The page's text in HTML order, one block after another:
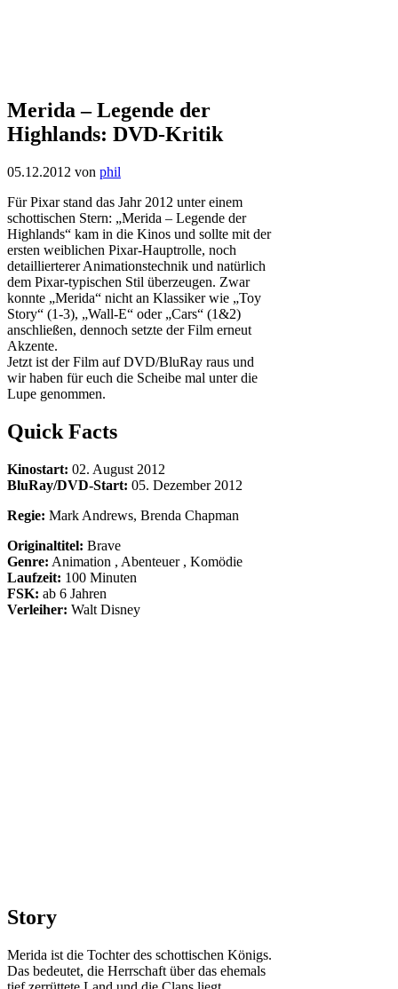
Merida – Legende der
Highlands: DVD-Kritik
05.12.2012 von phil
Für Pixar stand das Jahr 2012 unter einem
schottischen Stern: „Merida – Legende der
Highlands“ kam in die Kinos und sollte mit der
ersten weiblichen Pixar-Hauptrolle, noch
detaillierterer Animationstechnik und natürlich
dem Pixar-typischen Stil überzeugen. Zwar
konnte „Merida“ nicht an Klassiker wie „Toy
Story“ (1-3), „Wall-E“ oder „Cars“ (1&2)
anschließen, dennoch setzte der Film erneut
Akzente.
Jetzt ist der Film auf DVD/BluRay raus und
wir haben für euch die Scheibe mal unter die
Lupe genommen.
Quick Facts
Kinostart: 02. August 2012
BluRay/DVD-Start: 05. Dezember 2012
Regie: Mark Andrews, Brenda Chapman
Originaltitel: Brave
Genre: Animation , Abenteuer , Komödie
Laufzeit: 100 Minuten
FSK: ab 6 Jahren
Verleiher: Walt Disney
Story
Merida ist die Tochter des schottischen Königs.
Das bedeutet, die Herrschaft über das ehemals